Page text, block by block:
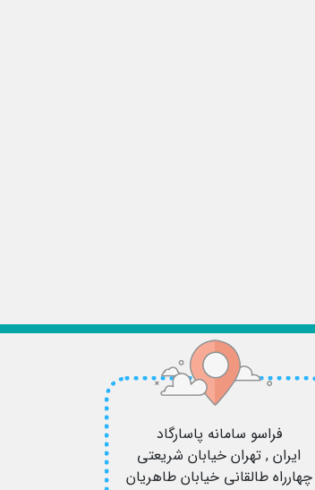
فراسو سامانه پاسارگاد
ایران , تهران خیابان شریعتی
چهارراه طالقانی خیابان طاهریان